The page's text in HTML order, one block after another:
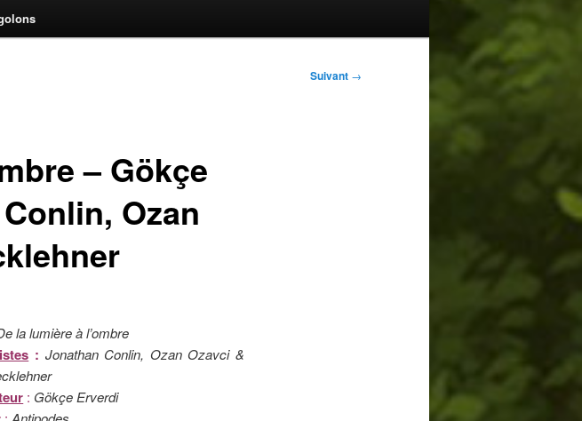
Suivant →
– Gökçe
Ozan
la lumière à l’ombre
: Jonathan Conlin, Ozan Ozavci &
: Gökçe Erverdi